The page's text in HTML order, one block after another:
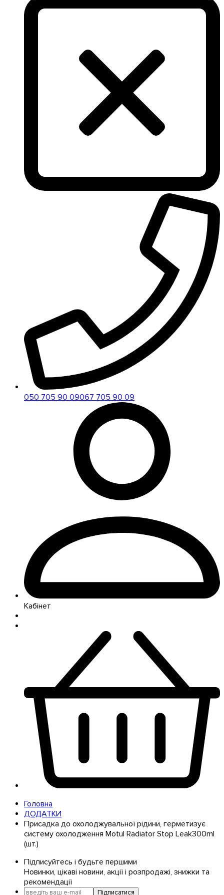
050 705 90 09067 705 90 09
Кабінет
Головна
ДОДАТКИ
Присадка до охолоджувальної рідини, герметизує
систему охолодження Motul Radiator Stop Leak300ml
(шт.)
Підписуйтесь і будьте першими
Новинки, цікаві новини, акції і розпродажі, знижки та
рекомендації
Підписатися